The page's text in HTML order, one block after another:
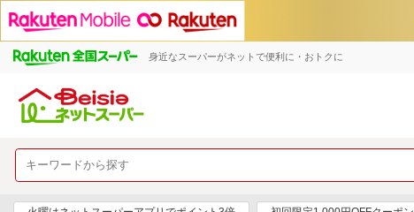
身近なスーパーがネットで便利に・おトクに